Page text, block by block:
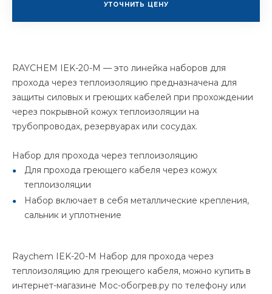
УТОЧНИТЬ ЦЕНУ
RAYCHEM IEK-20-M — это линейка наборов для
прохода через теплоизоляцию предназначена для
защиты силовых и греющих кабелей при прохождении
через покрывной кожух теплоизоляции на
трубопроводах, резервуарах или сосудах.
Набор для прохода через теплоизоляцию
Для прохода греющего кабеля через кожух
теплоизоляции
Набор включает в себя металлические крепления,
сальник и уплотнение
Raychem IEK-20-M Набор для прохода через
теплоизоляцию для греющего кабеля, можно купить в
интернет-магазине Мос-обогрев.ру по телефону или